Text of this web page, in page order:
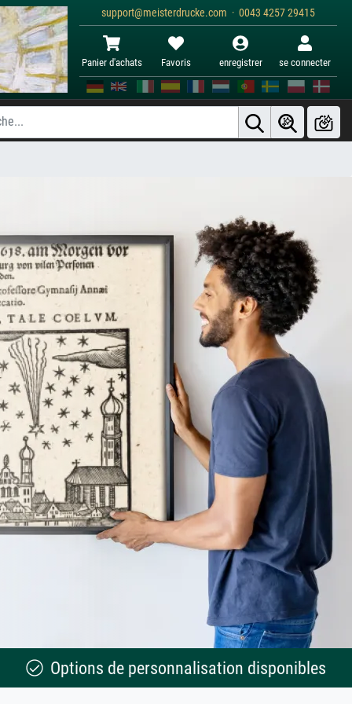
support@meisterdrucke.com · 0043 4257 29415
Panier d'achats Favoris enregistrer se connecter
Options de personnalisation disponibles